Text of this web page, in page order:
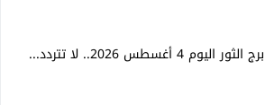
برج الثور اليوم 4 أغسطس 2026.. لا تتردد...